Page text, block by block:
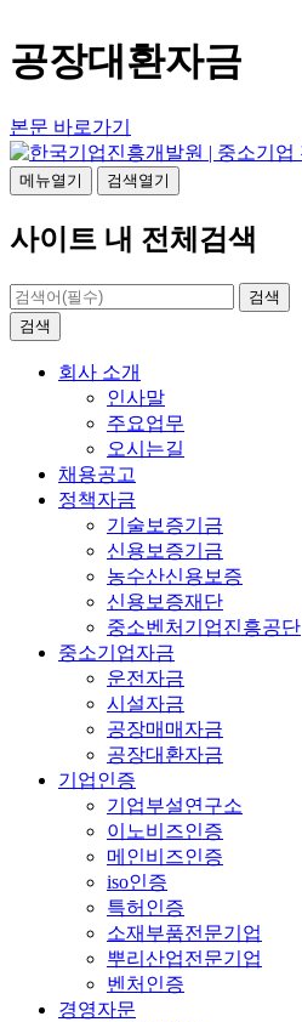
공장대환자금
본문 바로가기
메뉴열기 검색열기
사이트 내 전체검색
검색
검색
회사 소개
인사말
주요업무
오시는길
채용공고
정책자금
기술보증기금
신용보증기금
농수산신용보증
신용보증재단
중소벤처기업진흥공단
중소기업자금
운전자금
시설자금
공장매매자금
공장대환자금
기업인증
기업부설연구소
이노비즈인증
메인비즈인증
iso인증
특허인증
소재부품전문기업
뿌리산업전문기업
벤처인증
경영자문